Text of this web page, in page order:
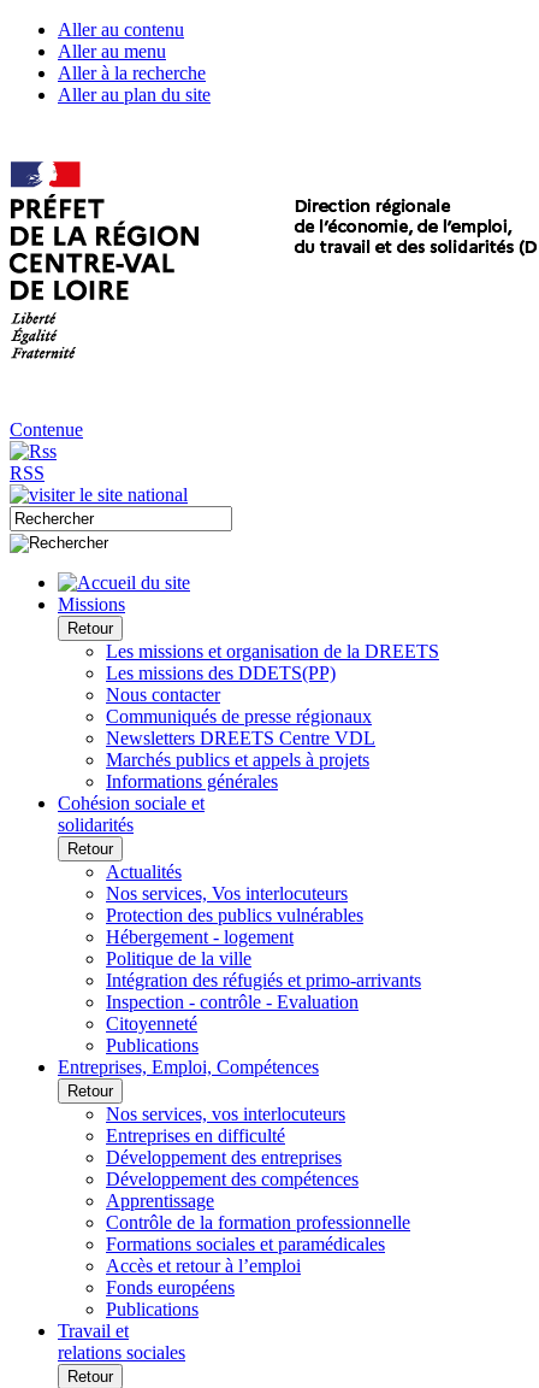
Aller au contenu
Aller au menu
Aller à la recherche
Aller au plan du site
Contenue
RSS
Missions
Retour
Les missions et organisation de la DREETS
Les missions des DDETS(PP)
Nous contacter
Communiqués de presse régionaux
Newsletters DREETS Centre VDL
Marchés publics et appels à projets
Informations générales
Cohésion sociale et
solidarités
Retour
Actualités
Nos services, Vos interlocuteurs
Protection des publics vulnérables
Hébergement - logement
Politique de la ville
Intégration des réfugiés et primo-arrivants
Inspection - contrôle - Evaluation
Citoyenneté
Publications
Entreprises, Emploi, Compétences
Retour
Nos services, vos interlocuteurs
Entreprises en difficulté
Développement des entreprises
Développement des compétences
Apprentissage
Contrôle de la formation professionnelle
Formations sociales et paramédicales
Accès et retour à l’emploi
Fonds européens
Publications
Travail et
relations sociales
Retour